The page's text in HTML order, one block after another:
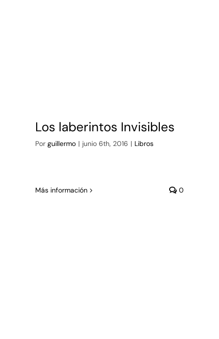
Los laberintos Invisibles
Por guillermo | junio 6th, 2016 | Libros
Más información 0